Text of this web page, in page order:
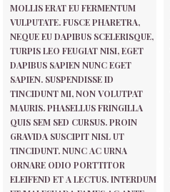
MOLLIS ERAT EU FERMENTUM
VULPUTATE. FUSCE PHARETRA,
NEQUE EU DAPIBUS SCELERISQUE,
TURPIS LEO FEUGIAT NISI, EGET
DAPIBUS SAPIEN NUNC EGET
SAPIEN. SUSPENDISSE ID
TINCIDUNT MI, NON VOLUTPAT
MAURIS. PHASELLUS FRINGILLA
QUIS SEM SED CURSUS. PROIN
GRAVIDA SUSCIPIT NISL UT
TINCIDUNT. NUNC AC URNA
ORNARE ODIO PORTTITOR
ELEIFEND ET A LECTUS. INTERDUM